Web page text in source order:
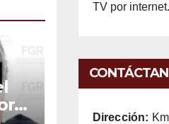
TV por internet.
Dirección: